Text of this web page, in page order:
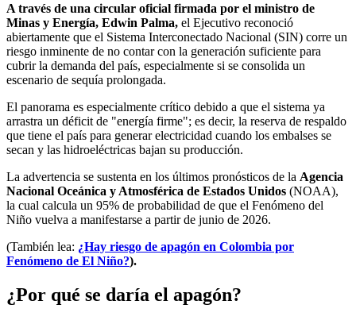
A través de una circular oficial firmada por el ministro de
Minas y Energía, Edwin Palma, el Ejecutivo reconoció
abiertamente que el Sistema Interconectado Nacional (SIN) corre un
riesgo inminente de no contar con la generación suficiente para
cubrir la demanda del país, especialmente si se consolida un
escenario de sequía prolongada.
El panorama es especialmente crítico debido a que el sistema ya
arrastra un déficit de "energía firme"; es decir, la reserva de respaldo
que tiene el país para generar electricidad cuando los embalses se
secan y las hidroeléctricas bajan su producción.
La advertencia se sustenta en los últimos pronósticos de la Agencia
Nacional Oceánica y Atmosférica de Estados Unidos (NOAA),
la cual calcula un 95% de probabilidad de que el Fenómeno del
Niño vuelva a manifestarse a partir de junio de 2026.
(También lea: ¿Hay riesgo de apagón en Colombia por
Fenómeno de El Niño?).
¿Por qué se daría el apagón?